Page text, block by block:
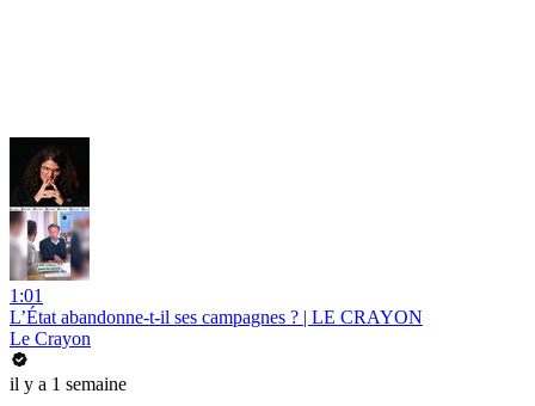
1:01
L’État abandonne-t-il ses campagnes ? | LE CRAYON
Le Crayon
il y a 1 semaine